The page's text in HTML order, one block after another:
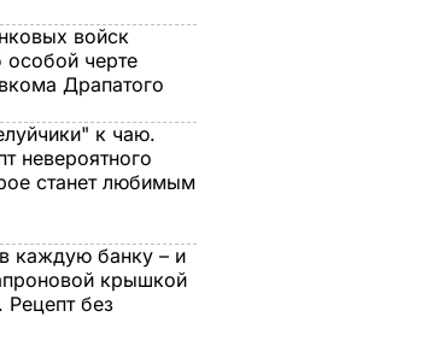
войск
особой черте
Драпатого
к чаю.
невероятного
станет любимым
каждую банку – и
крышкой
Рецепт без